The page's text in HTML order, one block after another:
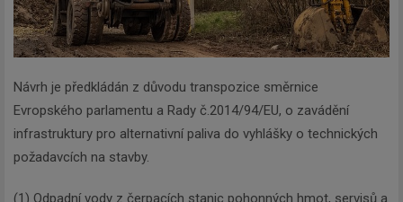
Návrh je předkládán z důvodu transpozice směrnice
Evropského parlamentu a Rady č.2014/94/EU, o zavádění
infrastruktury pro alternativní paliva do vyhlášky o technických
požadavcích na stavby.
(1) Odpadní vody z čerpacích stanic pohonných hmot, servisů a